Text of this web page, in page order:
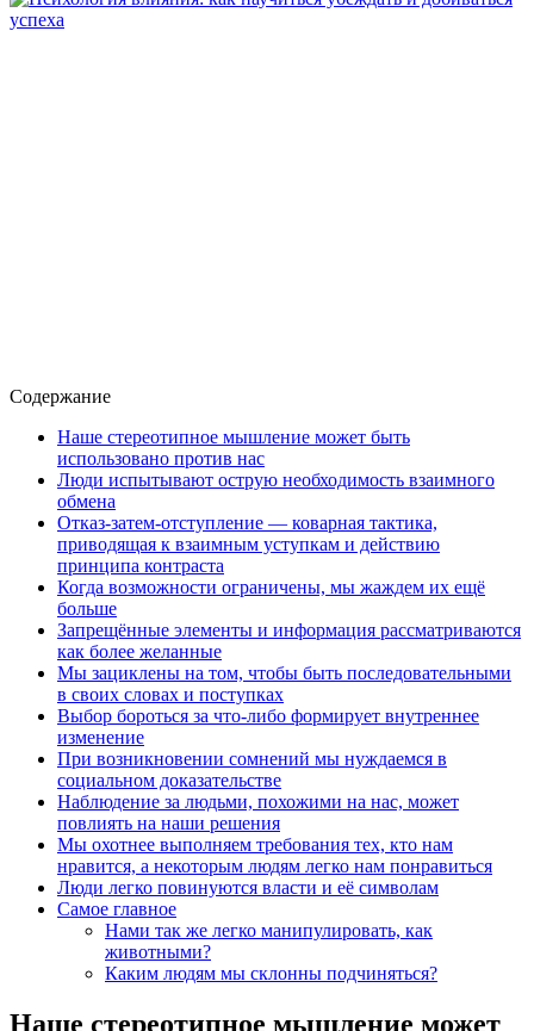
Содержание
Наше стереотипное мышление может быть
использовано против нас
Люди испытывают острую необходимость взаимного
обмена
Отказ-затем-отступление — коварная тактика,
приводящая к взаимным уступкам и действию
принципа контраста
Когда возможности ограничены, мы жаждем их ещё
больше
Запрещённые элементы и информация рассматриваются
как более желанные
Мы зациклены на том, чтобы быть последовательными
в своих словах и поступках
Выбор бороться за что-либо формирует внутреннее
изменение
При возникновении сомнений мы нуждаемся в
социальном доказательстве
Наблюдение за людьми, похожими на нас, может
повлиять на наши решения
Мы охотнее выполняем требования тех, кто нам
нравится, а некоторым людям легко нам понравиться
Люди легко повинуются власти и её символам
Самое главное
Нами так же легко манипулировать, как
животными?
Каким людям мы склонны подчиняться?
Наше стереотипное мышление может